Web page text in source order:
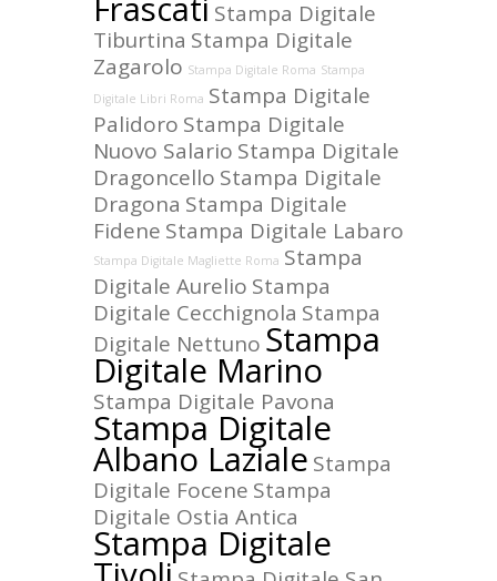
Frascati Stampa Digitale
Tiburtina Stampa Digitale
Zagarolo Stampa Digitale Roma Stampa
Digitale Libri Roma Stampa Digitale
Palidoro Stampa Digitale
Nuovo Salario Stampa Digitale
Dragoncello Stampa Digitale
Dragona Stampa Digitale
Fidene Stampa Digitale Labaro
Stampa Digitale Magliette Roma Stampa
Digitale Aurelio Stampa
Digitale Cecchignola Stampa
Digitale Nettuno Stampa
Digitale Marino
Stampa Digitale Pavona
Stampa Digitale
Albano Laziale Stampa
Digitale Focene Stampa
Digitale Ostia Antica
Stampa Digitale